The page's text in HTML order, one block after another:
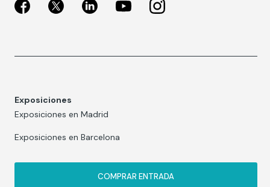
Exposiciones
Exposiciones en Madrid
Exposiciones en Barcelona
COMPRAR ENTRADA